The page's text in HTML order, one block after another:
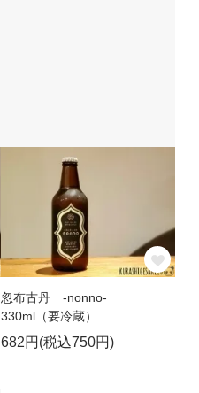
忽布古丹 -nonno-
330ml（要冷蔵）
682円(税込750円)